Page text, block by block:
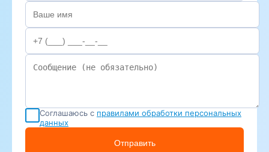
Соглашаюсь с правилами обработки персональных
данных
Отправить